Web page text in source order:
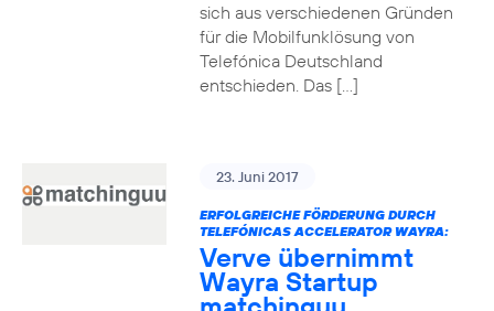
sich aus verschiedenen Gründen
für die Mobilfunklösung von
Telefónica Deutschland
entschieden. Das […]
23. Juni 2017
ERFOLGREICHE FÖRDERUNG DURCH
TELEFÓNICAS ACCELERATOR WAYRA:
Verve übernimmt
Wayra Startup